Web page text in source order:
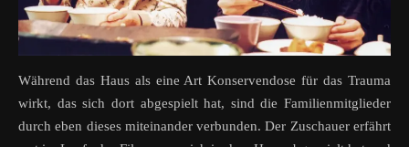
Während das Haus als eine Art Konservendose für das Trauma
wirkt, das sich dort abgespielt hat, sind die Familienmitglieder
durch eben dieses miteinander verbunden. Der Zuschauer erfährt